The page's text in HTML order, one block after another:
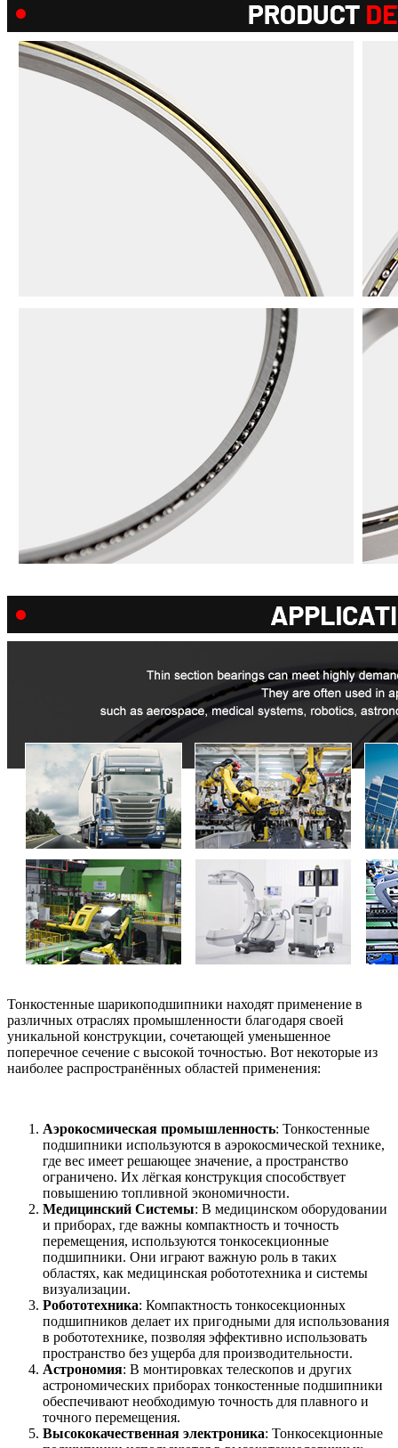
Тонкостенные шарикоподшипники находят применение в
различных отраслях промышленности благодаря своей
уникальной конструкции, сочетающей уменьшенное
поперечное сечение с высокой точностью. Вот некоторые из
наиболее распространённых областей применения:
Аэрокосмическая промышленность: Тонкостенные
подшипники используются в аэрокосмической технике,
где вес имеет решающее значение, а пространство
ограничено. Их лёгкая конструкция способствует
повышению топливной экономичности.
Медицинский Системы: В медицинском оборудовании
и приборах, где важны компактность и точность
перемещения, используются тонкосекционные
подшипники. Они играют важную роль в таких
областях, как медицинская робототехника и системы
визуализации.
Робототехника: Компактность тонкосекционных
подшипников делает их пригодными для использования
в робототехнике, позволяя эффективно использовать
пространство без ущерба для производительности.
Астрономия: В монтировках телескопов и других
астрономических приборах тонкостенные подшипники
обеспечивают необходимую точность для плавного и
точного перемещения.
Высококачественная электроника: Тонкосекционные